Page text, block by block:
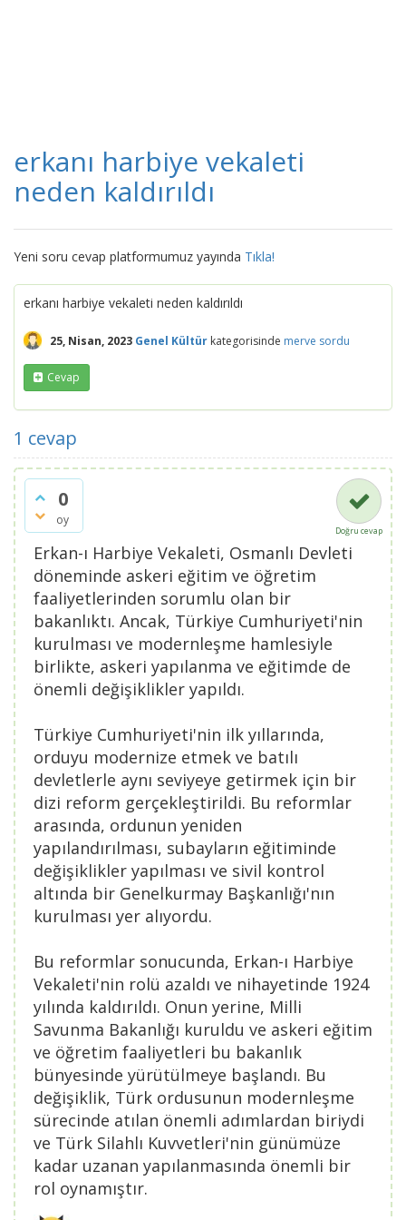
erkanı harbiye vekaleti
neden kaldırıldı
Yeni soru cevap platformumuz yayında Tıkla!
erkanı harbiye vekaleti neden kaldırıldı
25, Nisan, 2023 Genel Kültür kategorisinde merve sordu
Cevap
1 cevap
0
oy
Doğru cevap
Erkan-ı Harbiye Vekaleti, Osmanlı Devleti
döneminde askeri eğitim ve öğretim
faaliyetlerinden sorumlu olan bir
bakanlıktı. Ancak, Türkiye Cumhuriyeti'nin
kurulması ve modernleşme hamlesiyle
birlikte, askeri yapılanma ve eğitimde de
önemli değişiklikler yapıldı.
Türkiye Cumhuriyeti'nin ilk yıllarında,
orduyu modernize etmek ve batılı
devletlerle aynı seviyeye getirmek için bir
dizi reform gerçekleştirildi. Bu reformlar
arasında, ordunun yeniden
yapılandırılması, subayların eğitiminde
değişiklikler yapılması ve sivil kontrol
altında bir Genelkurmay Başkanlığı'nın
kurulması yer alıyordu.
Bu reformlar sonucunda, Erkan-ı Harbiye
Vekaleti'nin rolü azaldı ve nihayetinde 1924
yılında kaldırıldı. Onun yerine, Milli
Savunma Bakanlığı kuruldu ve askeri eğitim
ve öğretim faaliyetleri bu bakanlık
bünyesinde yürütülmeye başlandı. Bu
değişiklik, Türk ordusunun modernleşme
sürecinde atılan önemli adımlardan biriydi
ve Türk Silahlı Kuvvetleri'nin günümüze
kadar uzanan yapılanmasında önemli bir
rol oynamıştır.